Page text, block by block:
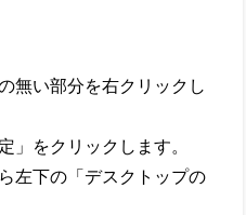
無い部分を右クリックし
」をクリックします。
左下の「デスクトップの